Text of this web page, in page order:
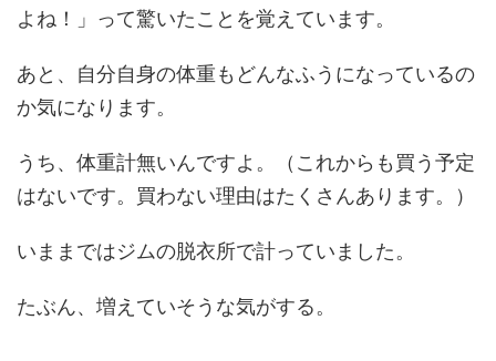
よね！」って驚いたことを覚えています。
あと、自分自身の体重もどんなふうになっているの
か気になります。
うち、体重計無いんですよ。（これからも買う予定
はないです。買わない理由はたくさんあります。）
いままではジムの脱衣所で計っていました。
たぶん、増えていそうな気がする。